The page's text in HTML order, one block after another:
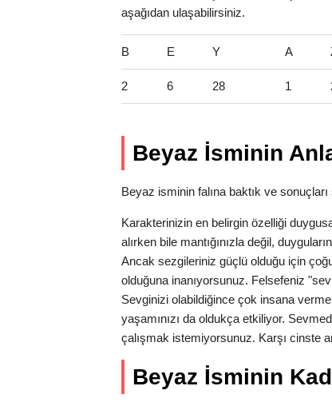
aşağıdan ulaşabilirsiniz.
B E Y A
2 6 28 1
Beyaz İsminin
Beyaz isminin falına baktık ve
Karakterinizin en belirgin özelliği
alırken bile mantığınızla değil,
Ancak sezgileriniz güçlü olduğu için
olduğuna inanıyorsunuz. Felsefeniz
Sevginizi olabildiğince çok insana
yaşamınızı da oldukça etkiliyor.
çalışmak istemiyorsunuz. Karşı cinste
Beyaz İsminin